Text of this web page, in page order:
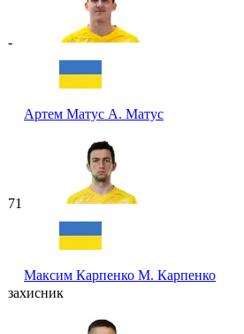
-
Артем Матус А. Матус
71
Максим Карпенко М. Карпенко
захисник